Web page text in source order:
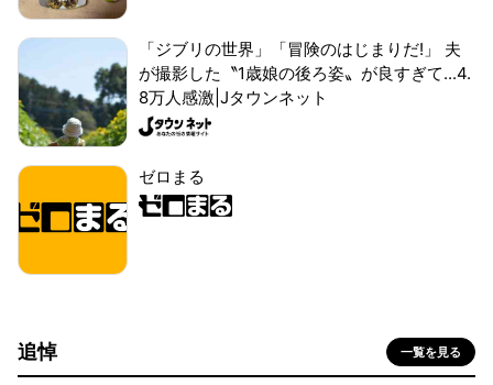
「ジブリの世界」「冒険のはじまりだ!」 夫
が撮影した〝1歳娘の後ろ姿〟が良すぎて...4.
8万人感激|Jタウンネット
ゼロまる
追悼 一覧を見る